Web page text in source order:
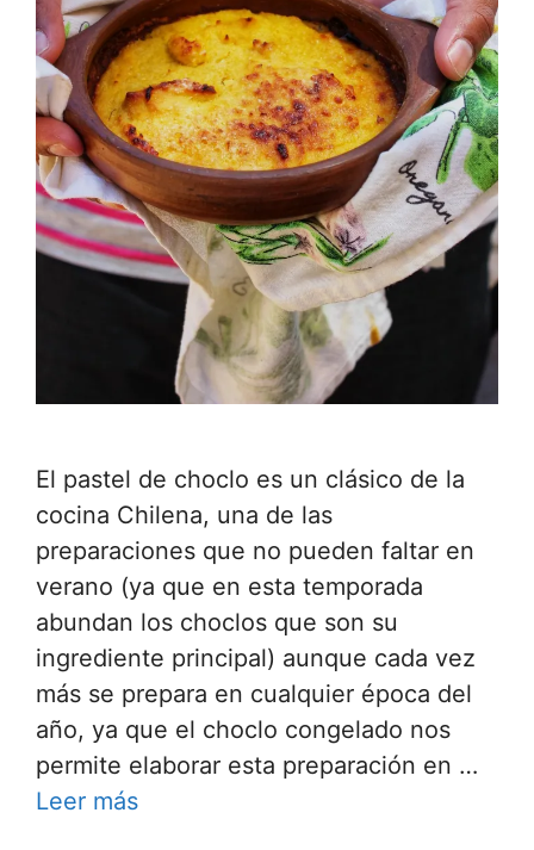
El pastel de choclo es un clásico de la
cocina Chilena, una de las
preparaciones que no pueden faltar en
verano (ya que en esta temporada
abundan los choclos que son su
ingrediente principal) aunque cada vez
más se prepara en cualquier época del
año, ya que el choclo congelado nos
permite elaborar esta preparación en …
Leer más